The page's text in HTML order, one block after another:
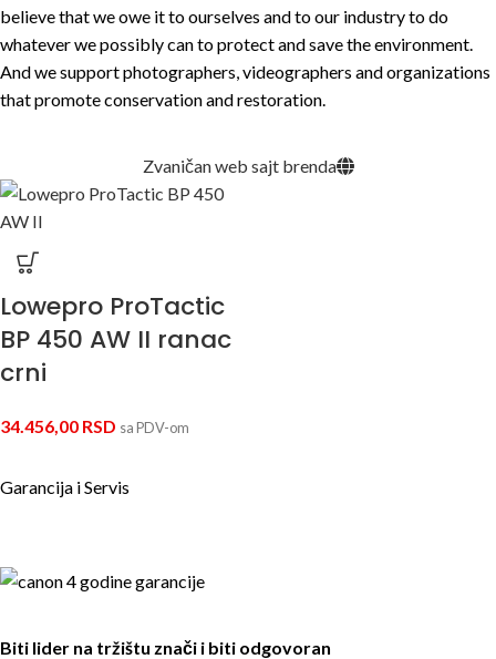
believe that we owe it to ourselves and to our industry to do
whatever we possibly can to protect and save the environment.
And we support photographers, videographers and organizations
that promote conservation and restoration.
Zvaničan web sajt brenda
Lowepro ProTactic
BP 450 AW II ranac
crni
34.456,00 RSD sa PDV-om
Garancija i Servis
Biti lider na tržištu znači i biti odgovoran